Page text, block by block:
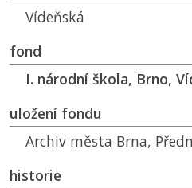
Vídeňská
fond
I. národní škola, Brno,
uložení fondu
Archiv města Brna,
historie